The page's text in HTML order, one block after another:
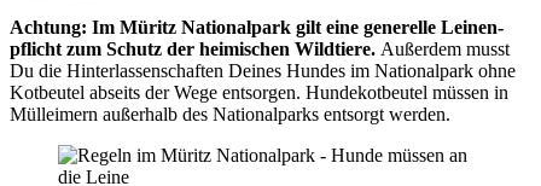
Ach­tung: Im Müritz Natio­nal­park gilt eine gene­rel­le Lei­nen­
pflicht zum Schutz der hei­mi­schen Wild­tie­re. Außer­dem musst
Du die Hin­ter­las­sen­schaf­ten Dei­nes Hun­des im Natio­nal­park ohne
Kot­beu­tel abseits der Wege ent­sor­gen. Hun­de­kot­beu­tel müs­sen in
Müll­ei­mern außer­halb des Natio­nal­parks ent­sorgt wer­den.